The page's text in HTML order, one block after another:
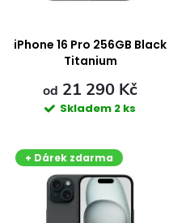
p
o
p
d
iPhone 16 Pro 256GB Black
Titanium
od 21 290 Kč
Skladem 2 ks
+ Dárek zdarma